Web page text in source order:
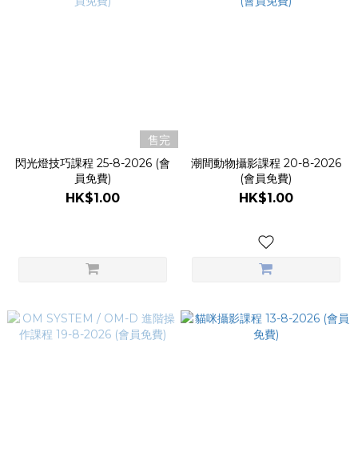
售完
閃光燈技巧課程 25-8-2026 (會
員免費)
HK$1.00
潮間動物攝影課程 20-8-2026
(會員免費)
HK$1.00